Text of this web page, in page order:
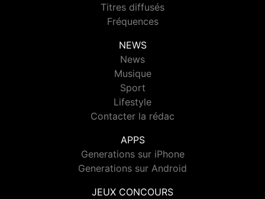
Titres diffusés
Fréquences
NEWS
News
Musique
Sport
Lifestyle
Contacter la rédac
APPS
Generations sur iPhone
Generations sur Android
JEUX CONCOURS